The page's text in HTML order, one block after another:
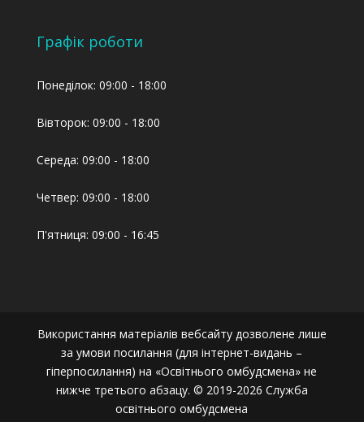
Графік роботи
Понеділок: 09:00 - 18:00
Вівторок: 09:00 - 18:00
Середа: 09:00 - 18:00
Четвер: 09:00 - 18:00
П'ятниця: 09:00 - 16:45
Використання матеріалів вебсайту дозволене лише
за умови посилання (для інтернет-видань –
гіперпосилання) на «Освітнього омбудсмена» не
нижче третього абзацу. © 2019-2026 Служба
освітнього омбудсмена